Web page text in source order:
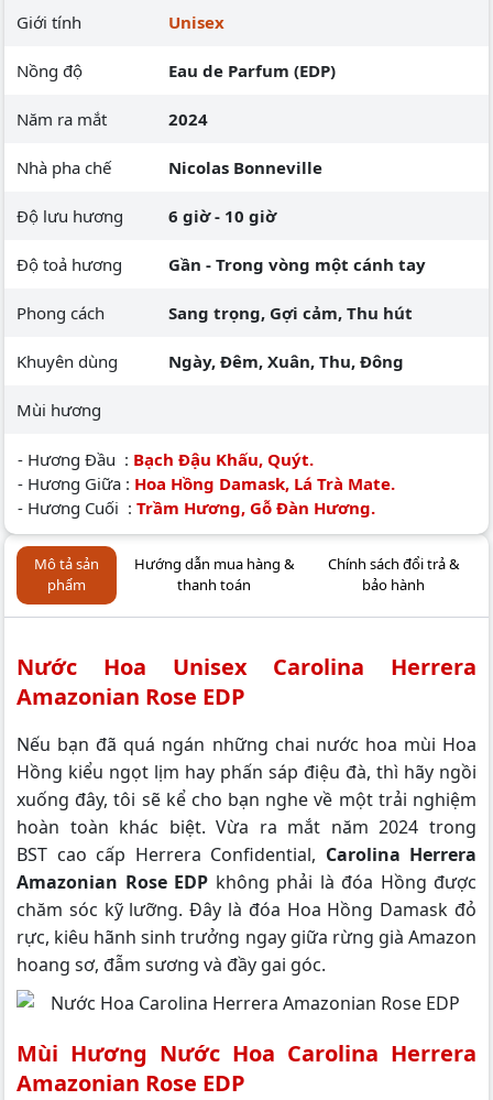
Mô tả sản
phẩm
Hướng dẫn mua hàng &
thanh toán
Chính sách đổi trả &
bảo hành
Nước Hoa Unisex Carolina Herrera
Amazonian Rose EDP
Nếu bạn đã quá ngán những chai nước hoa mùi Hoa
Hồng kiểu ngọt lịm hay phấn sáp điệu đà, thì hãy ngồi
xuống đây, tôi sẽ kể cho bạn nghe về một trải nghiệm
hoàn toàn khác biệt. Vừa ra mắt năm 2024 trong
BST cao cấp Herrera Confidential, Carolina Herrera
Amazonian Rose EDP không phải là đóa Hồng được
chăm sóc kỹ lưỡng. Đây là đóa Hoa Hồng Damask đỏ
rực, kiêu hãnh sinh trưởng ngay giữa rừng già Amazon
hoang sơ, đẫm sương và đầy gai góc.
Mùi Hương Nước Hoa Carolina Herrera
Amazonian Rose EDP
Giới tính Unisex
Nồng độ Eau de Parfum (EDP)
Năm ra mắt 2024
Nhà pha chế Nicolas Bonneville
Độ lưu hương 6 giờ - 10 giờ
Độ toả hương Gần - Trong vòng một cánh tay
Phong cách Sang trọng, Gợi cảm, Thu hút
Khuyên dùng Ngày, Đêm, Xuân, Thu, Đông
Mùi hương
- Hương Đầu : Bạch Đậu Khấu, Quýt.
- Hương Giữa : Hoa Hồng Damask, Lá Trà Mate.
- Hương Cuối : Trầm Hương, Gỗ Đàn Hương.